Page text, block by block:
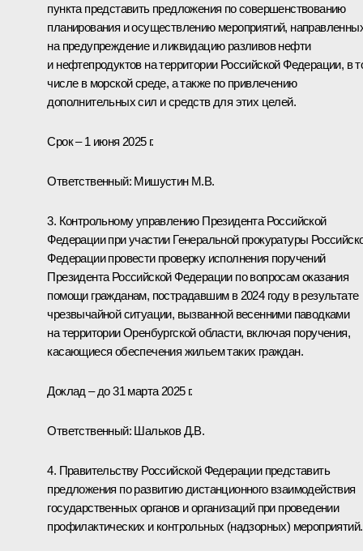
пункта представить предложения по совершенствованию
планирования и осуществлению мероприятий,
на предупреждение и ликвидацию разливов нефти
и нефтепродуктов на территории Российской Федерации, в
числе в морской среде, а также по привлечению
дополнительных сил и средств для этих целей.
Срок – 1 июня 2025 г.
Ответственный: Мишустин М.В.
3. Контрольному управлению Президента Российской
Федерации при участии Генеральной прокуратуры
Федерации провести проверку исполнения поручений
Президента Российской Федерации по вопросам оказания
помощи гражданам, пострадавшим в 2024 году в результате
чрезвычайной ситуации, вызванной весенними паводками
на территории Оренбургской области, включая поручения,
касающиеся обеспечения жильем таких граждан.
Доклад – до 31 марта 2025 г.
Ответственный: Шальков Д.В.
4. Правительству Российской Федерации представить
предложения по развитию дистанционного взаимодействия
государственных органов и организаций при проведении
профилактических и контрольных (надзорных) мероприятий.